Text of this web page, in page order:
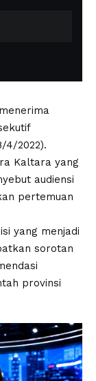
4/2022).
Kaltara yang
audiensi
pertemuan
yang menjadi
sorotan
provinsi